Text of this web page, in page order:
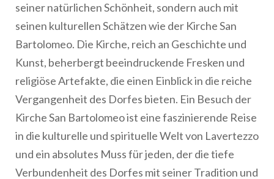
seiner natürlichen Schönheit, sondern auch mit
seinen kulturellen Schätzen wie der Kirche San
Bartolomeo. Die Kirche, reich an Geschichte und
Kunst, beherbergt beeindruckende Fresken und
religiöse Artefakte, die einen Einblick in die reiche
Vergangenheit des Dorfes bieten. Ein Besuch der
Kirche San Bartolomeo ist eine faszinierende Reise
in die kulturelle und spirituelle Welt von Lavertezzo
und ein absolutes Muss für jeden, der die tiefe
Verbundenheit des Dorfes mit seiner Tradition und